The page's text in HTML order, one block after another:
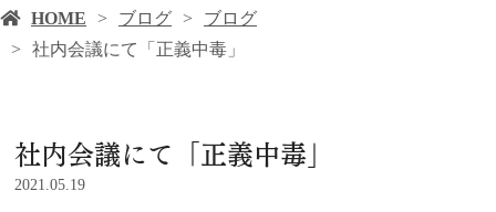
HOME ブログ
ブログ
社内会議にて「正義中毒」
社内会議にて「正義中毒」
2021.05.19